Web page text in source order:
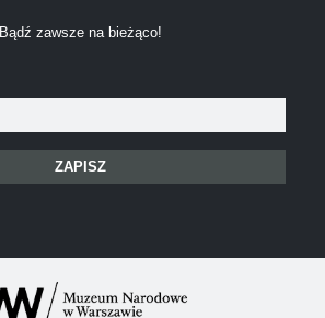
Bądź zawsze na bieżąco!